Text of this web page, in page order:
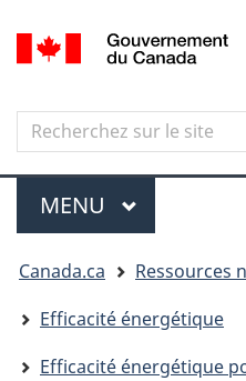
Search
Recherchez
sur
le
site
Menu
MENU PRINCIPAL
êtes
ici
Canada.ca
Ressources
Efficacité énergétique
Efficacité énergétique